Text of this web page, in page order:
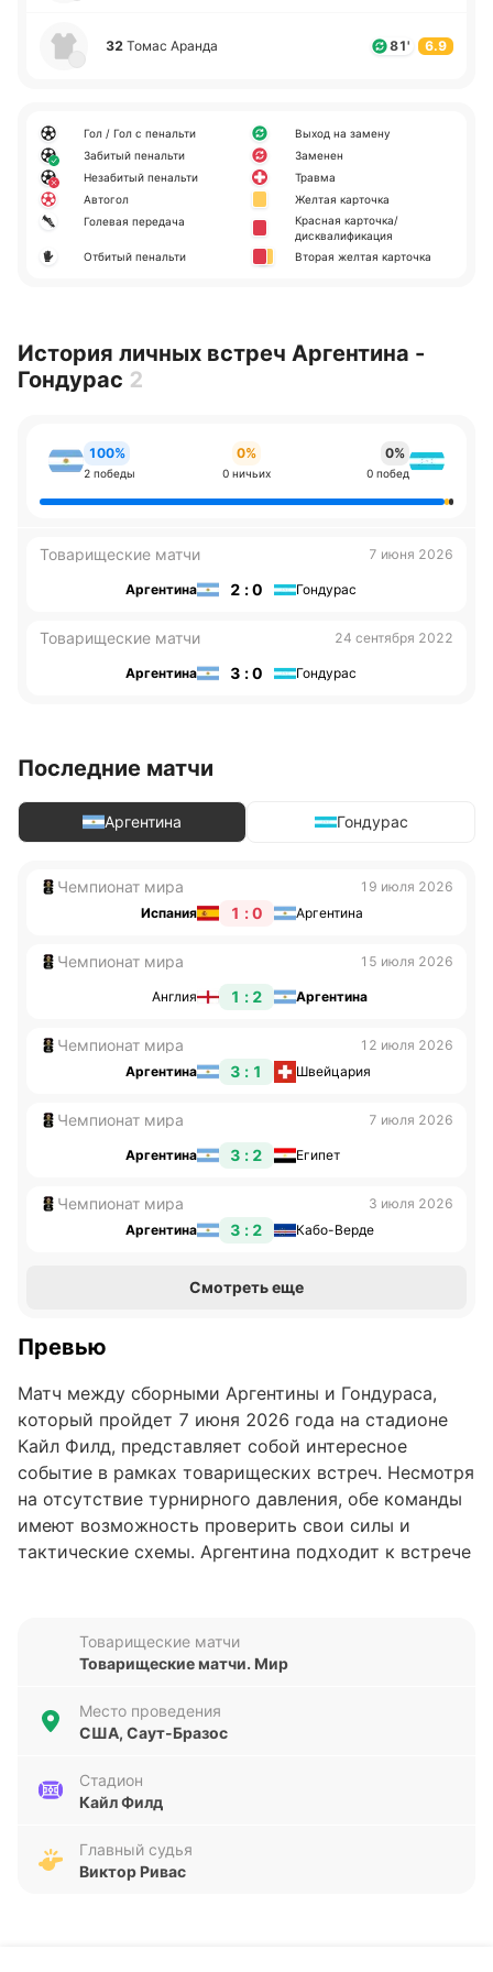
32 Томас Аранда 81' 6.9
Гол / Гол с пенальти
Забитый пенальти
Незабитый пенальти
Автогол
Голевая передача
Отбитый пенальти
Выход на замену
Заменен
Травма
Желтая карточка
Красная карточка/
дисквалификация
Вторая желтая карточка
История личных встреч Аргентина -
Гондурас 2
100%
2 победы
0%
0 ничьих
0%
0 побед
Товарищеские матчи 7 июня 2026
Аргентина 2 : 0 Гондурас
Товарищеские матчи 24 сентября 2022
Аргентина 3 : 0 Гондурас
Последние матчи
Аргентина Гондурас
Чемпионат мира
19 июля 2026
Испания
1 : 0 Аргентина
Чемпионат мира 15 июля 2026
Англия 1 : 2 Аргентина
Чемпионат мира
12 июля 2026
Аргентина
3 : 1 Швейцария
Чемпионат мира 7 июля 2026
Аргентина 3 : 2 Египет
Чемпионат мира
3 июля 2026
Аргентина
3 : 2 Кабо-Верде
Смотреть еще
Превью
Матч между сборными Аргентины и Гондураса,
который пройдет 7 июня 2026 года на стадионе
Кайл Филд, представляет собой интересное
событие в рамках товарищеских встреч. Несмотря
на отсутствие турнирного давления, обе команды
имеют возможность проверить свои силы и
тактические схемы. Аргентина подходит к встрече
результаты.
Аргентина находится в отличной форме, выиграв
при всего одном пропущенном. Такая
результативность и надежная оборона говорят о
очередь, Гондурас имеет более смешанную
статистику: в пяти последних играх команда
Товарищеские матчи
Товарищеские матчи. Мир
Место проведения
США, Саут-Бразос
Стадион
Кайл Филд
Главный судья
Виктор Ривас